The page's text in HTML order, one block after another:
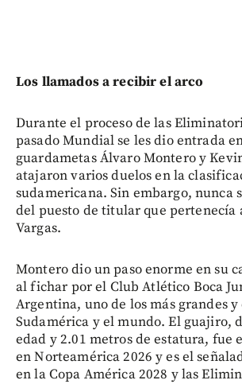
Los llamados a recibir el arco
Durante el proceso de las
pasado Mundial se les dio entrada
guardametas Álvaro Montero y
atajaron varios duelos en la
sudamericana. Sin embargo, nunca
del puesto de titular que pertenecía
Vargas.
Montero dio un paso enorme en su
al fichar por el Club Atlético Boca
Argentina, uno de los más grandes
Sudamérica y el mundo. El guajiro,
edad y 2.01 metros de estatura, fue
en Norteamérica 2026 y es el
en la Copa América 2028 y las